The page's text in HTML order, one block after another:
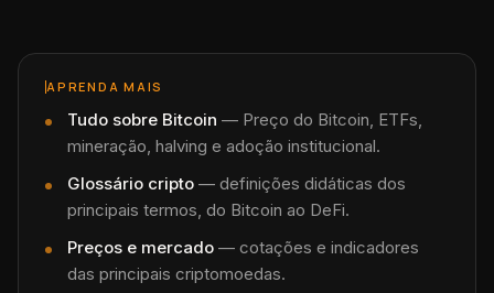
APRENDA MAIS
Tudo sobre Bitcoin — Preço do Bitcoin, ETFs,
mineração, halving e adoção institucional.
Glossário cripto — definições didáticas dos
principais termos, do Bitcoin ao DeFi.
Preços e mercado — cotações e indicadores
das principais criptomoedas.